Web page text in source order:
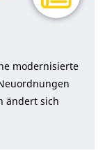
modernisierte
ändert sich